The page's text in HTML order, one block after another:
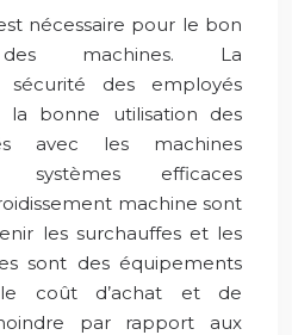
nécessaire pour le bon
des machines. La
des employés
la bonne utilisation des
avec les machines
systèmes efficaces
machine sont
les surchauffes et les
sont des équipements
coût d’achat et de
par rapport aux